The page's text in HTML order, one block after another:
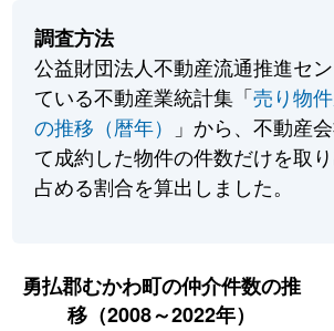
調査方法
公益財団法人不動産流通推進セ
ている不動産業統計集「売り物
の推移（暦年）
」から、不動産
て成約した物件の件数だけを取
占める割合を算出しました。
勇払郡むかわ町の仲介件数の推
移（2008～2022年）